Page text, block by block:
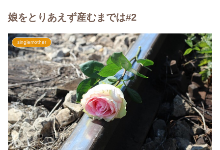
娘をとりあえず産むまでは#2
singlemother